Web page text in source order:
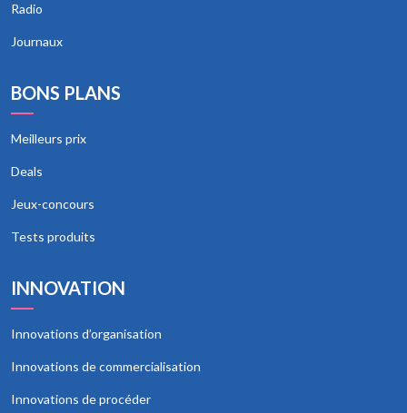
Radio
Journaux
BONS PLANS
Meilleurs prix
Deals
Jeux-concours
Tests produits
INNOVATION
Innovations d’organisation
Innovations de commercialisation
Innovations de procéder